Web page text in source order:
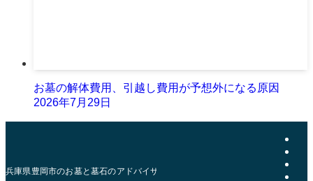
お墓の解体費用、引越し費用が予想外になる原因
2026年7月29日
兵庫県豊岡市のお墓と墓石のアドバイザー | おおきた石材店